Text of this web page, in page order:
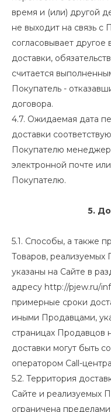
время и (или) другой
не выходит на связь с
согласовывает
доставки,
считается
Покупатель -
договора.
4.7. Ожидаемая дата
доставки
Покупателю
электронной почте
Покупателю.
5.
5.1. Способы, а также
Товаров,
указаны на Сайте в
адресу http://pjew.ru/
примерные сроки
иными Продавцами,
страницах Продавцов
доставки могут быть
оператором Call-
5.2. Территория
Сайте и реализуемых
ограничена